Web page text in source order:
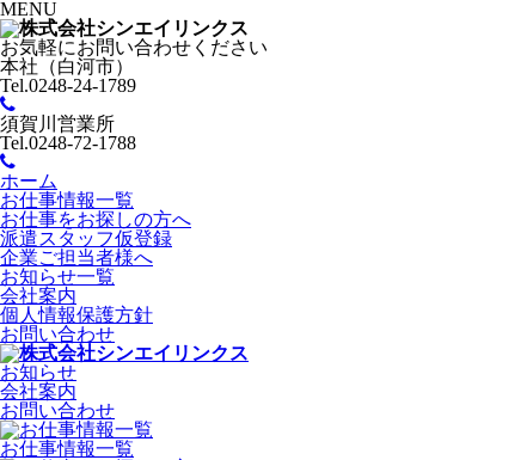
MENU
お気軽にお問い合わせください
本社（白河市）
Tel.0248-24-1789
須賀川営業所
Tel.0248-72-1788
ホーム
お仕事情報一覧
お仕事をお探しの方へ
派遣スタッフ仮登録
企業ご担当者様へ
お知らせ一覧
会社案内
個人情報保護方針
お問い合わせ
お知らせ
会社案内
お問い合わせ
お仕事情報一覧